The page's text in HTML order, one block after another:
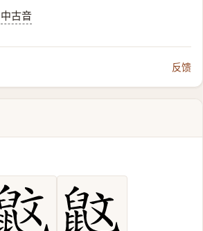
中古音
反馈